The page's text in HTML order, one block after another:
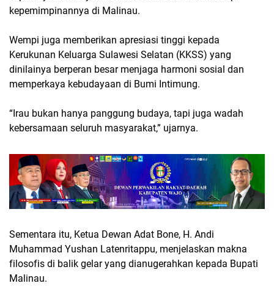
kepemimpinannya di Malinau.
Wempi juga memberikan apresiasi tinggi kepada
Kerukunan Keluarga Sulawesi Selatan (KKSS) yang
dinilainya berperan besar menjaga harmoni sosial dan
memperkaya kebudayaan di Bumi Intimung.
“Irau bukan hanya panggung budaya, tapi juga wadah
kebersamaan seluruh masyarakat,” ujarnya.
Sementara itu, Ketua Dewan Adat Bone, H. Andi
Muhammad Yushan Latenritappu, menjelaskan makna
filosofis di balik gelar yang dianugerahkan kepada Bupati
Malinau.